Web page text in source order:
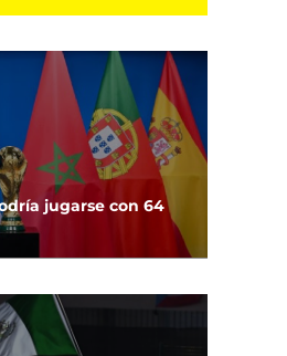
jugarse con 64